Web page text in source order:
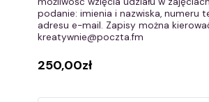
podanie: imienia i nazwiska, numeru
adresu e-mail. Zapisy można
kreatywnie@poczta.fm
250,00zł